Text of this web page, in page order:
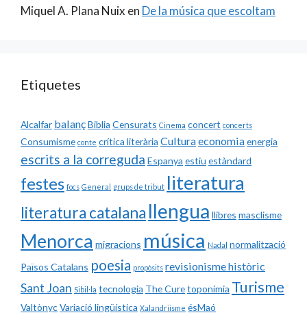
Miquel A. Plana Nuix en De la música que escoltam
Etiquetes
Alcalfar balançBiblia Censurats Cinema concert concerts
Consumisme conte crítica literària Culturaeconomiaenergia
escrits a la correguda Espanya estiu estàndard
festes focs General grups de tribut literatura
literatura catalana llengua llibres masclisme
Menorca migracions música Nadal normalització
Països Catalans poesia propòsits revisionisme històric
Sant Joan Sibil·la tecnologia The Curetoponímia Turisme
ValtònycVariació lingüística Xalandriisme ésMaó